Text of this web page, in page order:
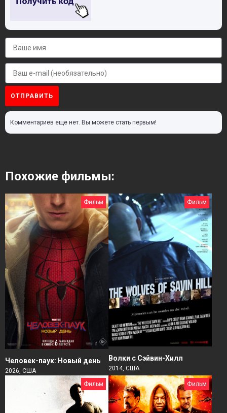
ОТПРАВИТЬ
Комментариев еще нет. Вы можете стать первым!
Похожие фильмы:
Фильм
Человек-паук: Новый день
2026, США
Фильм
Волки с Сэйвин-Хилл
2014, США
Фильм Фильм